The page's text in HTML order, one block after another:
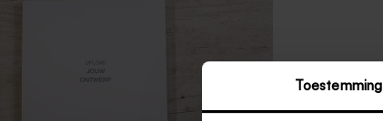
Toestemming